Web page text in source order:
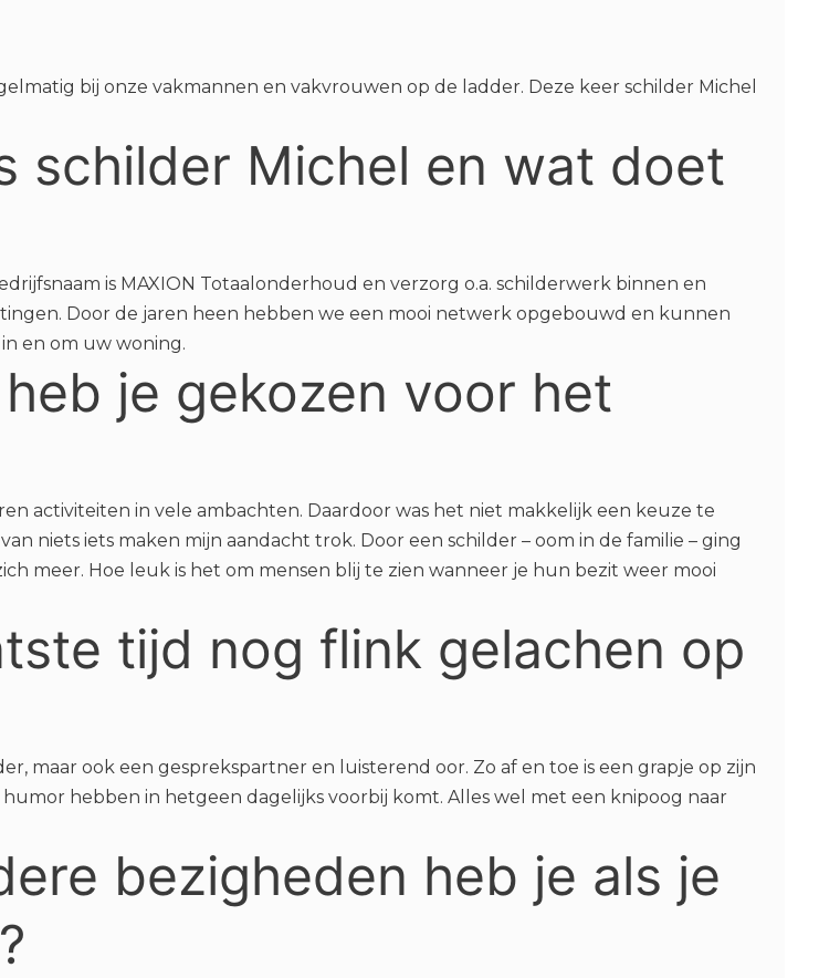
bij onze vakmannen en vakvrouwen op de ladder. Deze keer schilder Michel
schilder Michel en wat doet
is MAXION Totaalonderhoud en verzorg o.a. schilderwerk binnen en
Door de jaren heen hebben we een mooi netwerk opgebouwd en kunnen
en om uw woning.
je gekozen voor het
activiteiten in vele ambachten. Daardoor was het niet makkelijk een keuze te
niets iets maken mijn aandacht trok. Door een schilder – oom in de familie – ging
meer. Hoe leuk is het om mensen blij te zien wanneer je hun bezit weer mooi
tijd nog flink gelachen op
maar ook een gesprekspartner en luisterend oor. Zo af en toe is een grapje op zijn
hebben in hetgeen dagelijks voorbij komt. Alles wel met een knipoog naar
bezigheden heb je als je